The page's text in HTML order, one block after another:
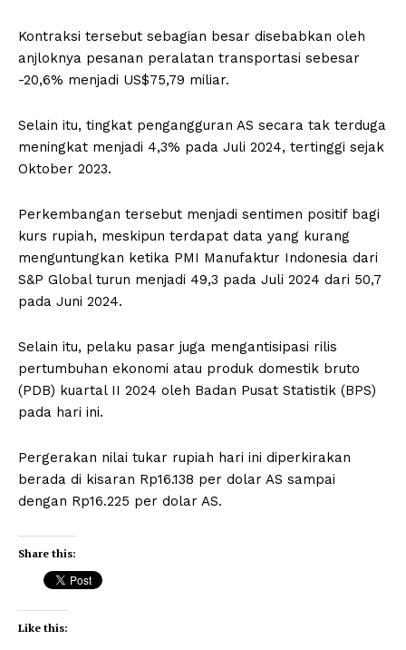
Kontraksi tersebut sebagian besar disebabkan oleh
anjloknya pesanan peralatan transportasi sebesar
-20,6% menjadi US$75,79 miliar.
Selain itu, tingkat pengangguran AS secara tak terduga
meningkat menjadi 4,3% pada Juli 2024, tertinggi sejak
Oktober 2023.
Perkembangan tersebut menjadi sentimen positif bagi
kurs rupiah, meskipun terdapat data yang kurang
menguntungkan ketika PMI Manufaktur Indonesia dari
S&P Global turun menjadi 49,3 pada Juli 2024 dari 50,7
pada Juni 2024.
Selain itu, pelaku pasar juga mengantisipasi rilis
pertumbuhan ekonomi atau produk domestik bruto
(PDB) kuartal II 2024 oleh Badan Pusat Statistik (BPS)
pada hari ini.
Pergerakan nilai tukar rupiah hari ini diperkirakan
berada di kisaran Rp16.138 per dolar AS sampai
dengan Rp16.225 per dolar AS.
Share this:
Like this: